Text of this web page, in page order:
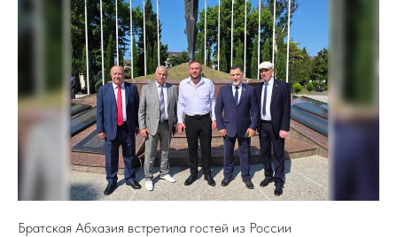
Братская Абхазия встретила гостей из России